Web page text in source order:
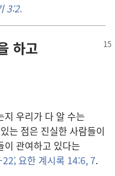
3:2.
하고
지 우리가 다 알 수는
는 점은 진실한 사람들이
이 관여하고 있다는
22; 요한 계시록 14:6, 7.